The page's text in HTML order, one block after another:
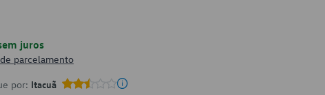
juros
parcelamento
por: Itacuã